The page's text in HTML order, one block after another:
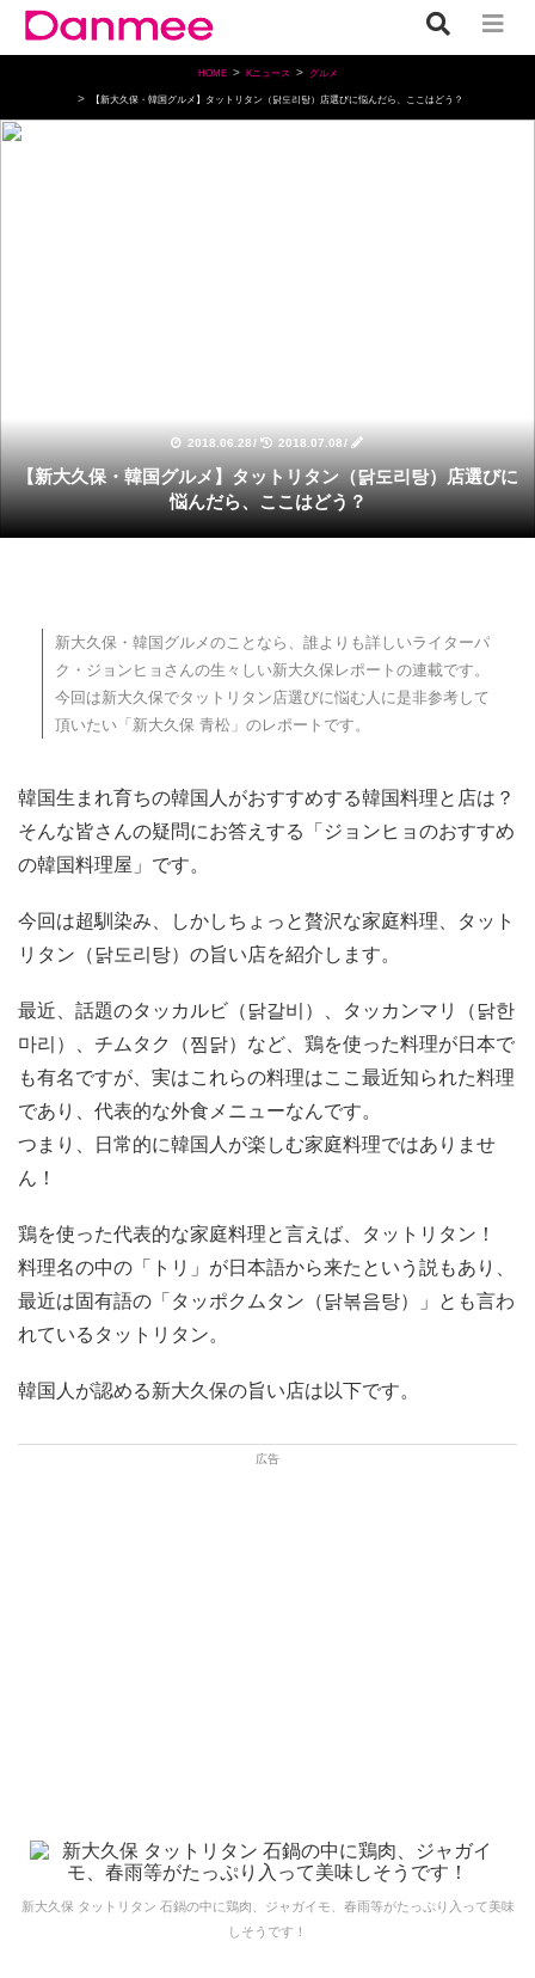
HOME Kニュース グルメ
【新大久保・韓国グルメ】タットリタン（닭도리탕）店選びに悩んだら、ここはどう？
2018.06.28/ 2018.07.08/
【新大久保・韓国グルメ】タットリタン（닭도리탕）店選びに
悩んだら、ここはどう？
新大久保・韓国グルメのことなら、誰よりも詳しいライターパ
ク・ジョンヒョさんの生々しい新大久保レポートの連載です。
今回は新大久保でタットリタン店選びに悩む人に是非参考して
頂いたい「新大久保 青松」のレポートです。
韓国生まれ育ちの韓国人がおすすめする韓国料理と店は？
そんな皆さんの疑問にお答えする「ジョンヒョのおすすめ
の韓国料理屋」です。
今回は超馴染み、しかしちょっと贅沢な家庭料理、タット
リタン（닭도리탕）の旨い店を紹介します。
最近、話題のタッカルビ（닭갈비）、タッカンマリ（닭한
마리）、チムタク（찜닭）など、鶏を使った料理が日本で
も有名ですが、実はこれらの料理はここ最近知られた料理
であり、代表的な外食メニューなんです。
つまり、日常的に韓国人が楽しむ家庭料理ではありませ
ん！
鶏を使った代表的な家庭料理と言えば、タットリタン！
料理名の中の「トリ」が日本語から来たという説もあり、
最近は固有語の「タッポクムタン（닭볶음탕）」とも言わ
れているタットリタン。
韓国人が認める新大久保の旨い店は以下です。
新大久保 タットリタン 石鍋の中に鶏肉、ジャガイモ、春雨等がたっぷり入って美味
しそうです！